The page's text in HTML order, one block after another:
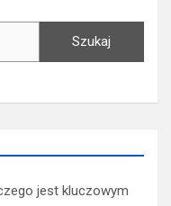
Szukaj
jest kluczowym